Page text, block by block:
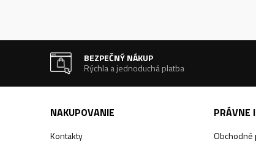
BEZPEČNÝ NÁKUP
Rýchla a jednoduchá platba
NAKUPOVANIE
Kontakty
PRÁVNE
Obchodné